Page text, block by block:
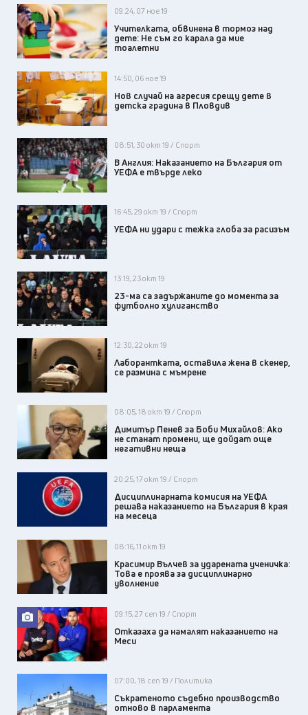
09:24, 07 ное 19
Учителката, обвинена в тормоз над
дете: Не съм го карала да мие
тоалетни
14:50, 06 ное 19
Нов случай на агресия срещу дете в
детска градина в Пловдив
08:51, 30 окт 19 / Спорт
В Англия: Наказанието на България от
УЕФА е твърде леко
16:45, 29 окт 19 / Спорт
УЕФА ни удари с тежка глоба за расизъм
13:19, 23 окт 19
23-ма са задържаните до момента за
футболно хулиганство
12:30, 22 окт 19
Лаборантката, оставила жена в скенер,
се размина с мъмрене
08:05, 18 окт 19 / Спорт
Димитър Пенев за Боби Михайлов: Ако
не станат промени, ще дойдат още
негативни неща
20:25, 17 окт 19 / Спорт
Дисциплинарната комисия на УЕФА
решава наказанието на България в края
на месеца
08:16, 11 окт 19
Красимир Вълчев за ударената ученичка:
Това е проява за дисциплинарно
уволнение
09:15, 27 сеп 19 / Спорт
Отказаха да намалят наказанието на
Меси
07:00, 18 сеп 19 / Политика
Съкратеното съдебно производство
отново в парламента